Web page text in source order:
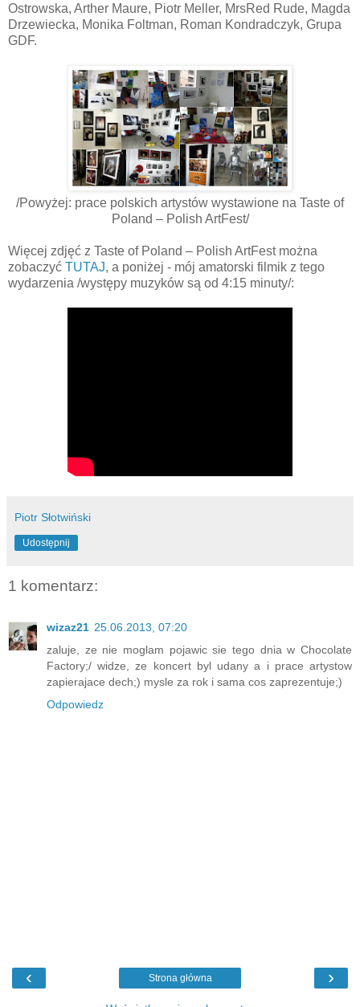
Ostrowska, Arther Maure, Piotr Meller, MrsRed Rude, Magda
Drzewiecka, Monika Foltman, Roman Kondradczyk, Grupa
GDF.
/Powyżej: prace polskich artystów wystawione na Taste of
Poland – Polish ArtFest/
Więcej zdjęć z Taste of Poland – Polish ArtFest można
zobaczyć TUTAJ, a poniżej - mój amatorski filmik z tego
wydarzenia /występy muzyków są od 4:15 minuty/:
Piotr Słotwiński
Udostępnij
1 komentarz:
wizaz21 25.06.2013, 07:20
zaluje, ze nie moglam pojawic sie tego dnia w Chocolate
Factory;/ widze, ze koncert byl udany a i prace artystow
zapierajace dech;) mysle za rok i sama cos zaprezentuje;)
Odpowiedz
‹ ›
Strona główna